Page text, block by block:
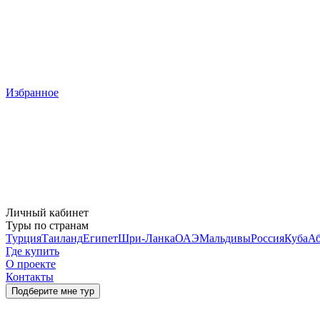
Избранное
Личный кабинет
Туры по странам
ТурцияТаиландЕгипетШри-ЛанкаОАЭМальдивыРоссияКуба
Где купить
О проекте
Контакты
Подберите мне тур